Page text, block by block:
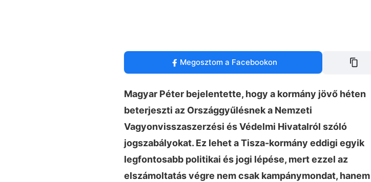
Megosztom a Facebookon
Magyar Péter bejelentette, hogy a kormány jövő héten
beterjeszti az Országgyűlésnek a Nemzeti
Vagyonvisszaszerzési és Védelmi Hivatalról szóló
jogszabályokat. Ez lehet a Tisza-kormány eddigi egyik
legfontosabb politikai és jogi lépése, mert ezzel az
elszámoltatás végre nem csak kampánymondat, hanem